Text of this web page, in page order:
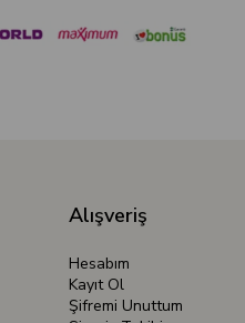
Alışveriş
Hesabım
Kayıt Ol
Şifremi Unuttum